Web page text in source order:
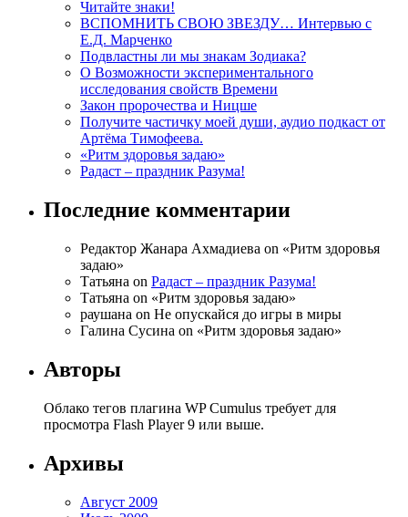
Читайте знаки!
ВСПОМНИТЬ СВОЮ ЗВЕЗДУ… Интервью с
Е.Д. Марченко
Подвластны ли мы знакам Зодиака?
О Возможности экспериментального
исследования свойств Времени
Закон пророчества и Ницше
Получите частичку моей души, аудио подкаст от
Артёма Тимофеева.
«Ритм здоровья задаю»
Радаст – праздник Разума!
Последние комментарии
Редактор Жанара Ахмадиева on «Ритм здоровья
задаю»
Татьяна on Радаст – праздник Разума!
Татьяна on «Ритм здоровья задаю»
раушана on Не опускайся до игры в миры
Галина Сусина on «Ритм здоровья задаю»
Авторы
Облако тегов плагина WP Cumulus требует для
просмотра Flash Player 9 или выше.
Архивы
Август 2009